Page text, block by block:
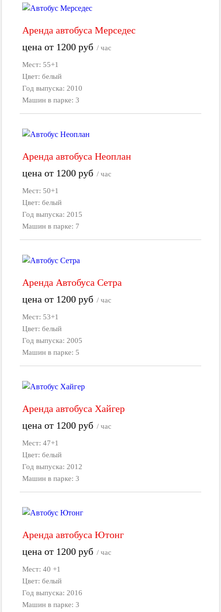
Аренда автобуса Мерседес
цена от 1200руб / час
Мест: 55+1
Цвет: белый
Год выпуска: 2010
Машин в парке: 3
Аренда автобуса Неоплан
цена от 1200руб / час
Мест: 50+1
Цвет: белый
Год выпуска: 2015
Машин в парке: 7
Аренда Автобуса Сетра
цена от 1200руб / час
Мест: 53+1
Цвет: белый
Год выпуска: 2005
Машин в парке: 5
Аренда автобуса Хайгер
цена от 1200руб / час
Мест: 47+1
Цвет: белый
Год выпуска: 2012
Машин в парке: 3
Аренда автобуса Ютонг
цена от 1200руб / час
Мест: 40 +1
Цвет: белый
Год выпуска: 2016
Машин в парке: 3